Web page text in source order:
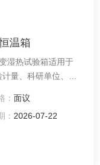
温箱
湿热试验箱适用于
量、科研单位、高
及湿热环境下贮存
，是产品模拟环境
： 面议
： 2026-07-22